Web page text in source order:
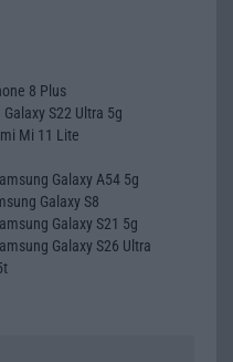
8 Plus
Galaxy S22 Ultra 5g
Mi 11 Lite
Galaxy A54 5g
Galaxy S8
Galaxy S21 5g
Galaxy S26 Ultra